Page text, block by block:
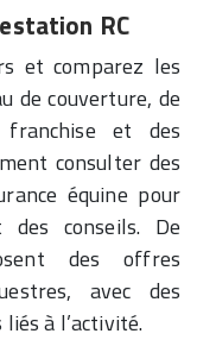
RC
et comparez les
de couverture, de
et des
consulter des
équine pour
conseils. De
des offres
avec des
à l’activité.